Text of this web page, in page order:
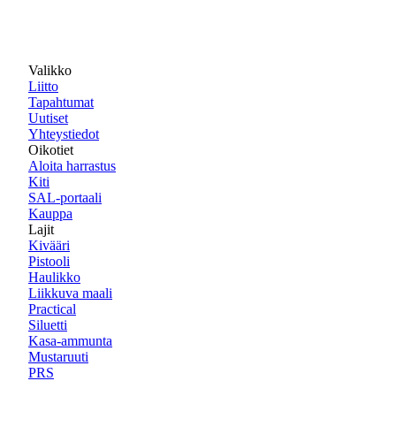
Valikko
Liitto
Tapahtumat
Uutiset
Yhteystiedot
Oikotiet
Aloita harrastus
Kiti
SAL-portaali
Kauppa
Lajit
Kivääri
Pistooli
Haulikko
Liikkuva maali
Practical
Siluetti
Kasa-ammunta
Mustaruuti
PRS